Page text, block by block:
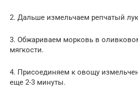
2. Дальше измельчаем репчатый
3. Обжариваем морковь в
мягкости.
4. Присоединяем к овощу
еще 2-3 минуты.